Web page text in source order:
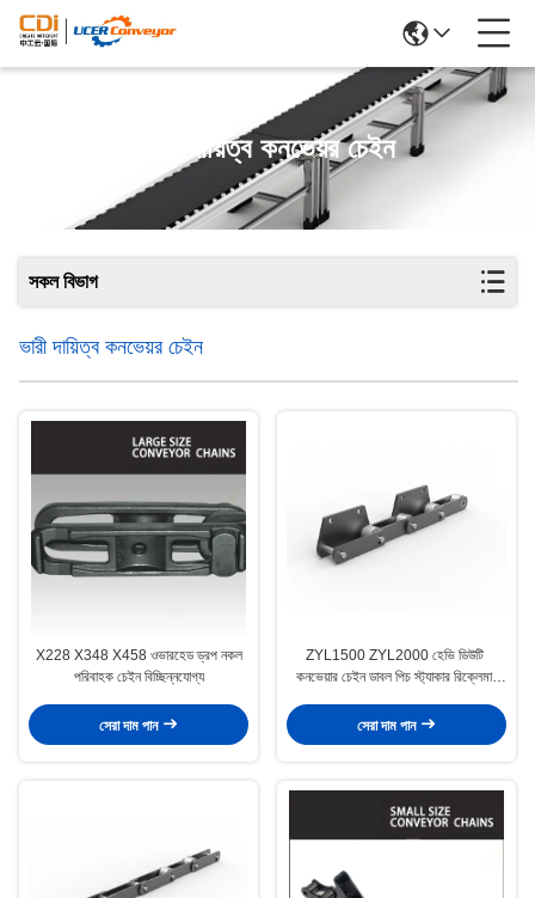
ভারী দায়িত্ব কনভেয়র চেইন
সকল বিভাগ
ভারী দায়িত্ব কনভেয়র চেইন
X228 X348 X458 ওভারহেড ড্রপ নকল
পরিবাহক চেইন বিচ্ছিন্নযোগ্য
সেরা দাম পান
ZYL1500 ZYL2000 হেভি ডিউটি ​​
কনভেয়ার চেইন ডাবল পিচ স্ট্যাকার রিক্লেমার
সেরা দাম পান